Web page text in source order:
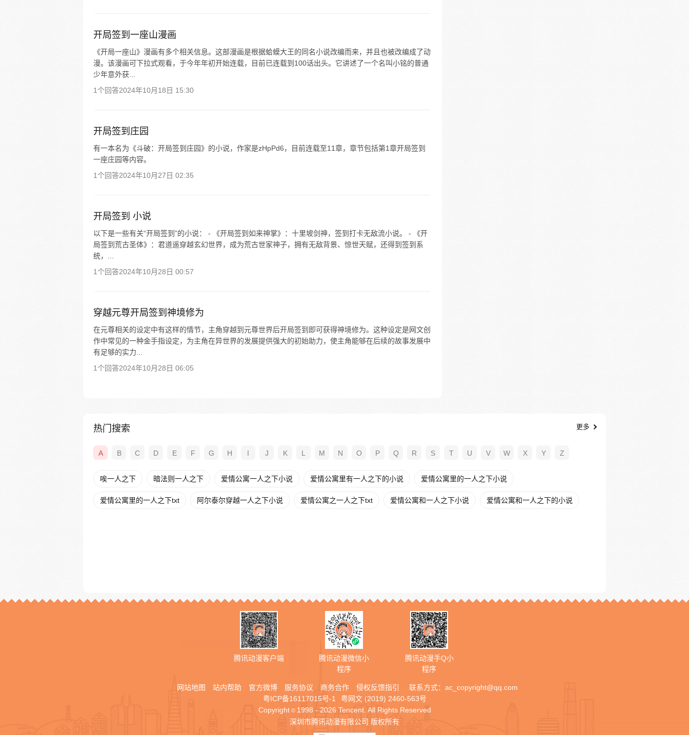
开局签到一座山漫画
《开局一座山》漫画有多个相关信息。这部漫画是根据蛤蟆大王的同名小说改编而来，并且也被改编成了动
漫。该漫画可下拉式观看，于今年年初开始连载，目前已连载到100话出头。它讲述了一个名叫小铭的普通
少年意外获...
1个回答2024年10月18日 15:30
开局签到庄园
有一本名为《斗破：开局签到庄园》的小说，作家是zHpPd6，目前连载至11章，章节包括第1章开局签到
一座庄园等内容。
1个回答2024年10月27日 02:35
开局签到 小说
以下是一些有关“开局签到”的小说： - 《开局签到如来神掌》：十里坡剑神，签到打卡无敌流小说。 - 《开
局签到荒古圣体》：君道遥穿越玄幻世界，成为荒古世家神子，拥有无敌背景、惊世天赋，还得到签到系
统，...
1个回答2024年10月28日 00:57
穿越元尊开局签到神境修为
在元尊相关的设定中有这样的情节，主角穿越到元尊世界后开局签到即可获得神境修为。这种设定是网文创
作中常见的一种金手指设定，为主角在异世界的发展提供强大的初始助力，使主角能够在后续的故事发展中
有足够的实力...
1个回答2024年10月28日 06:05
热门搜索 更多
A B C D E F G H I J K L M N O P Q R S T U V W X Y Z
唉一人之下 暗法则一人之下 爱情公寓一人之下小说 爱情公寓里有一人之下的小说 爱情公寓里的一人之下小说
爱情公寓里的一人之下txt 阿尔泰尔穿越一人之下小说 爱情公寓之一人之下txt 爱情公寓和一人之下小说 爱情公寓和一人之下的小说
腾讯动漫客户端
腾讯动漫微信小
程序
腾讯动漫手Q小
程序
网站地图 站内帮助 官方微博 服务协议 商务合作 侵权反馈指引 联系方式： ac_copyright@qq.com
粤ICP备16117015号-1
粤网文 (2019) 2460-563号
Copyright © 1998 - 2026 Tencent. All Rights Reserved
深圳市腾讯动漫有限公司 版权所有